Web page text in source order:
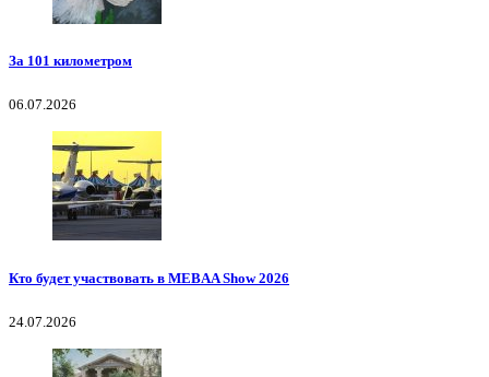
За 101 километром
06.07.2026
Кто будет участвовать в MEBAA Show 2026
24.07.2026